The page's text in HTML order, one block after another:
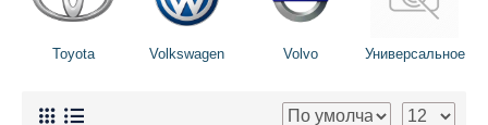
Toyota Volkswagen Volvo Универсальное